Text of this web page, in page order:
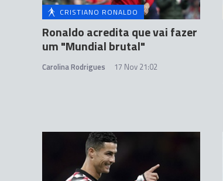
CRISTIANO RONALDO
Ronaldo acredita que vai fazer
um "Mundial brutal"
Carolina Rodrigues 17 Nov 21:02